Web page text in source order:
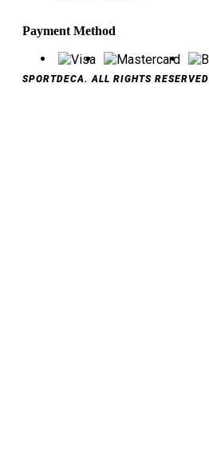
Payment Method
SPORTDECA. ALL RIGHTS RESERVED